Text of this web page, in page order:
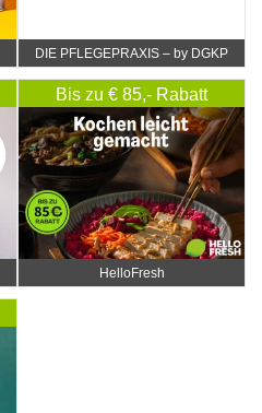
DIE PFLEGEPRAXIS – by DGKP
Bis zu € 85,- Rabatt
HelloFresh